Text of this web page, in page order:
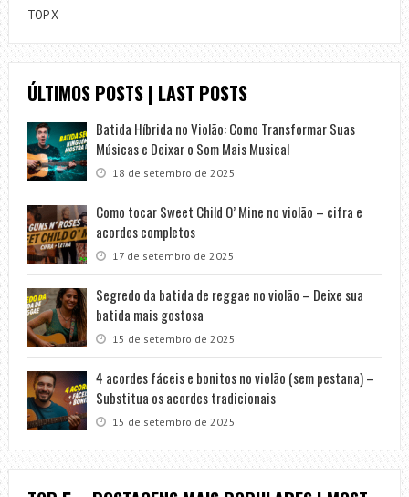
TOP X
ÚLTIMOS POSTS | LAST POSTS
Batida Híbrida no Violão: Como Transformar Suas
Músicas e Deixar o Som Mais Musical
18 de setembro de 2025
Como tocar Sweet Child O’ Mine no violão – cifra e
acordes completos
17 de setembro de 2025
Segredo da batida de reggae no violão – Deixe sua
batida mais gostosa
15 de setembro de 2025
4 acordes fáceis e bonitos no violão (sem pestana) –
Substitua os acordes tradicionais
15 de setembro de 2025